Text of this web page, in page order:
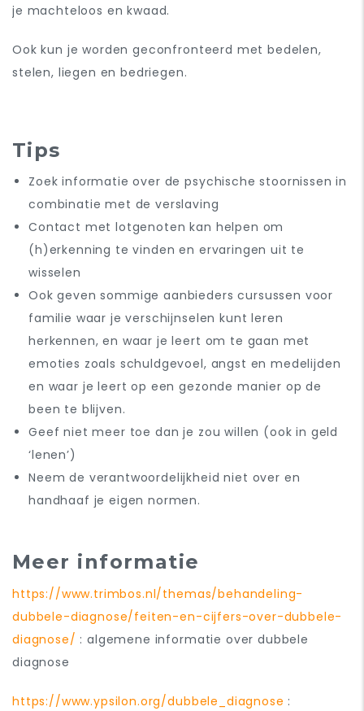
je machteloos en kwaad.
Ook kun je worden geconfronteerd met bedelen,
stelen, liegen en bedriegen.
Tips
Zoek informatie over de psychische stoornissen in
combinatie met de verslaving
Contact met lotgenoten kan helpen om
(h)erkenning te vinden en ervaringen uit te
wisselen
Ook geven sommige aanbieders cursussen voor
familie waar je verschijnselen kunt leren
herkennen, en waar je leert om te gaan met
emoties zoals schuldgevoel, angst en medelijden
en waar je leert op een gezonde manier op de
been te blijven.
Geef niet meer toe dan je zou willen (ook in geld
‘lenen’)
Neem de verantwoordelijkheid niet over en
handhaaf je eigen normen.
Meer informatie
https://www.trimbos.nl/themas/behandeling-
dubbele-diagnose/feiten-en-cijfers-over-dubbele-
diagnose/ : algemene informatie over dubbele
diagnose
https://www.ypsilon.org/dubbele_diagnose :